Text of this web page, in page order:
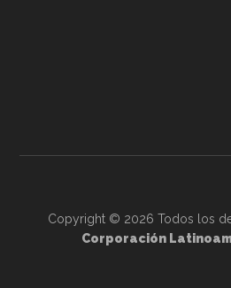
Copyright © 2026 Todos los
Corporación